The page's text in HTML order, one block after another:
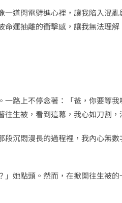
道閃電劈進心裡，讓我陷入混
運抽離的衝擊感，讓我無法理
路上不停念著：「爸，你要等
生被，看到這幕，我心如刀割
沉悶漫長的過程裡，我內心無
她點頭。然而，在掀開往生被